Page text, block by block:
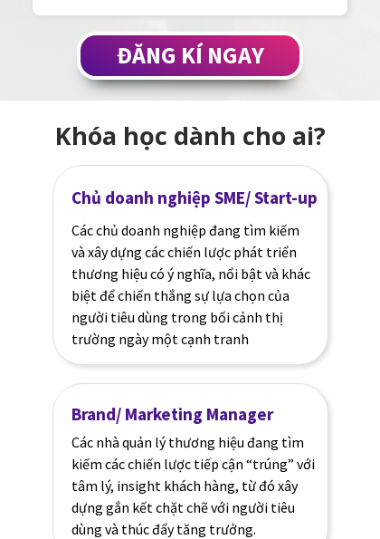
ĐĂNG KÍ NGAY
Khóa học dành cho ai?
Các chủ doanh nghiệp đang tìm kiếm
và xây dựng các chiến lược phát triển
thương hiệu có ý nghĩa, nổi bật và khác
biệt để chiến thắng sự lựa chọn của
người tiêu dùng trong bối cảnh thị
trường ngày một cạnh tranh
Chủ doanh nghiệp SME/ Start-up
Các nhà quản lý thương hiệu đang tìm
kiếm các chiến lược tiếp cận “trúng” với
tâm lý, insight khách hàng, từ đó xây
dựng gắn kết chặt chẽ với người tiêu
dùng và thúc đẩy tăng trưởng.
Brand/ Marketing Manager